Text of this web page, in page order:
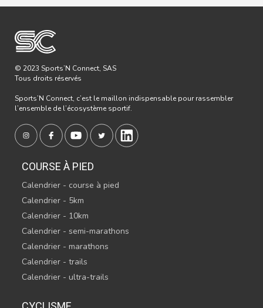
© 2023 Sports’N Connect, SAS
Tous droits réservés
Sports’N Connect, c’est le maillon indispensable pour rassembler
l’ensemble de l’écosystème sportif.
COURSE À PIED
Calendrier - course à pied
Calendrier - 5km
Calendrier - 10km
Calendrier - semi-marathons
Calendrier - marathons
Calendrier - trails
Calendrier - ultra-trails